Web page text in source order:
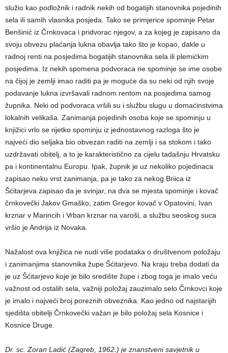
služio kao podložnik i radnik nekih od bogatijih stanovnika pojedinih
sela ili samih vlasnika posjeda. Tako se primjerice spominje Petar
Benšinić iz Črnkovaca i pridvorac njegov, a za kojeg je zapisano da
svoju obvezu plaćanja lukna obavlja tako što je kopao, dakle u
radnoj renti na posjedima bogatijih stanovnika sela ili plemićkim
posjedima. Iz nekih spomena podvoraca ne spominje se ime osobe
na čijoj je zemlji imao raditi pa je moguće da su neki od njih svoje
podavanje lukna izvršavali radnom rentom na posjedima samog
župnika. Neki od podvoraca vršili su i službu slugu u domaćinstvima
lokalnih velikaša. Zanimanja pojedinih osoba koje se spominju u
knjižici vrlo se rijetko spominju iz jednostavnog razloga što je
najveći dio seljaka bio obvezan raditi na zemlji i sa stokom i tako
uzdržavati obitelj, a to je karakteristično za cijelu tadašnju Hrvatsku
pa i kontinentalnu Europu. Ipak, župnik je uz nekoliko pojedinaca
zapisao neku vrst zanimanja, pa je tako za nekog Briica iz
Šćitarjeva zapisao da je svinjar, na dva se mjesta spominje i kovač
črnkovečki Jakov Gmaško, zatim Gregor kovač v Opatovini, Ivan
krznar v Marincih i Vrban krznar na varoši, a službu seoskog suca
vršio je Andrija iz Novaka.
Nažalost ova knjižica ne nudi više podataka o društvenom položaju
i zanimanjima stanovnika župe Šćitarjevo. Na kraju treba dodati da
je uz Šćitarjevo koje je bilo središte župe i zbog toga je imalo veću
važnost od ostalih sela, važniji položaj zauzimalo selo Črnkovci koje
je imalo i najveći broj poreznih obveznika. Kao jedno od najstarijih
sjedišta obitelji Črnkovečki važan je bilo položaj sela Kosnice i
Kosnice Druge.
Dr. sc. Zoran Ladić (Zagreb, 1962.) je znanstveni savjetnik u